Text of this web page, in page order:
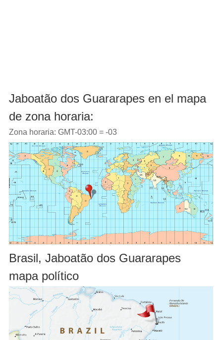
Jaboatão dos Guararapes en el mapa
de zona horaria:
Zona horaria: GMT-03:00 = -03
Brasil, Jaboatão dos Guararapes
mapa político